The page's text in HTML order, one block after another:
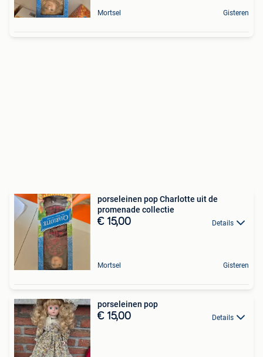
Mortsel Gisteren
porseleinen pop Charlotte uit de
promenade collectie
€ 15,00 Details
Mortsel Gisteren
porseleinen pop
€ 15,00 Details